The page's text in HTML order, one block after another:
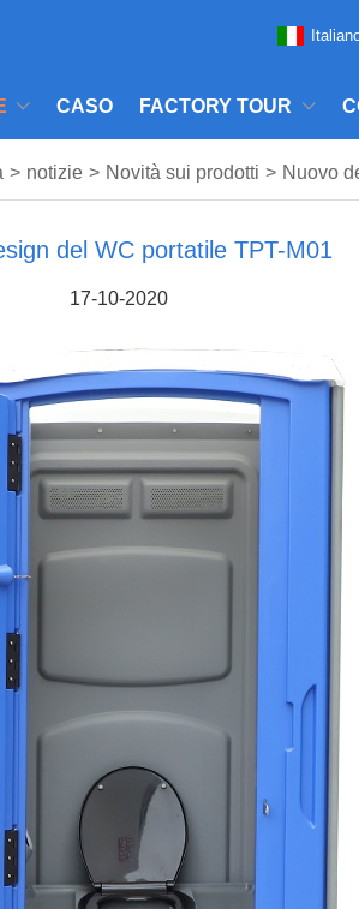
CASO FACTORY TOUR
> notizie > Novità sui prodotti > Nuovo
del WC portatile TPT-M01
17-10-2020